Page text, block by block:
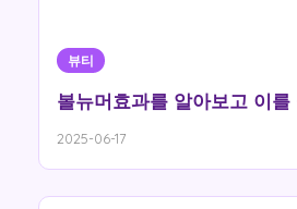
뷰티
볼뉴머효과를 알아보고 이를
2025-06-17